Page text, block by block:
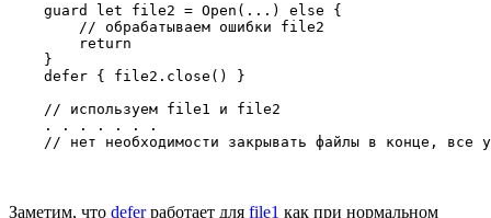
    guard let file2 = Open(...) else {
        // обрабатываем ошибки file2
        return
    }
    defer { file2.close() }
    // используем file1 и file2
    . . . . . . .
Заметим, что deferработает для file1 как при нормальном